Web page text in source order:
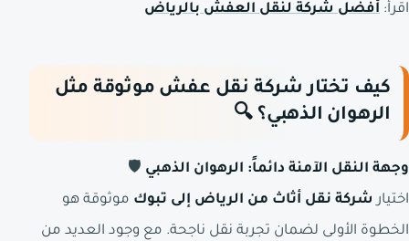
اقرأ: أفضل شركة لنقل العفش بالرياض
كيف تختار شركة نقل عفش موثوقة مثل
الرهوان الذهبي؟ 🔍
وجهة النقل الآمنة دائماً: الرهوان الذهبي 🛡️
اختيار شركة نقل أثاث من الرياض إلى تبوك موثوقة هو
الخطوة الأولى لضمان تجربة نقل ناجحة. مع وجود العديد من